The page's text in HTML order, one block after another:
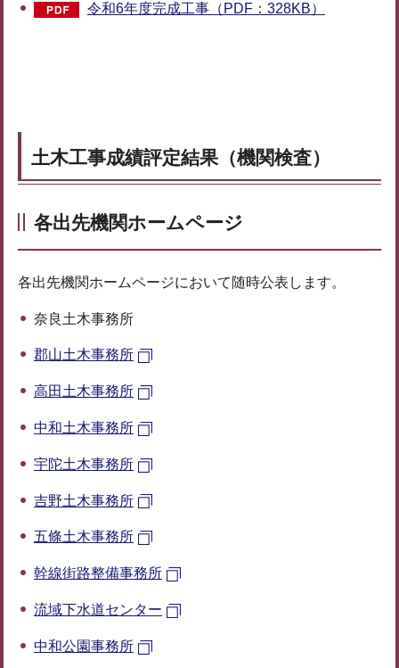
令和6年度完成工事（PDF：328KB）
土木工事成績評定結果（機関検査）
各出先機関ホームページ
各出先機関ホームページにおいて随時公表します。
奈良土木事務所
郡山土木事務所
高田土木事務所
中和土木事務所
宇陀土木事務所
吉野土木事務所
五條土木事務所
幹線街路整備事務所
流域下水道センター
中和公園事務所